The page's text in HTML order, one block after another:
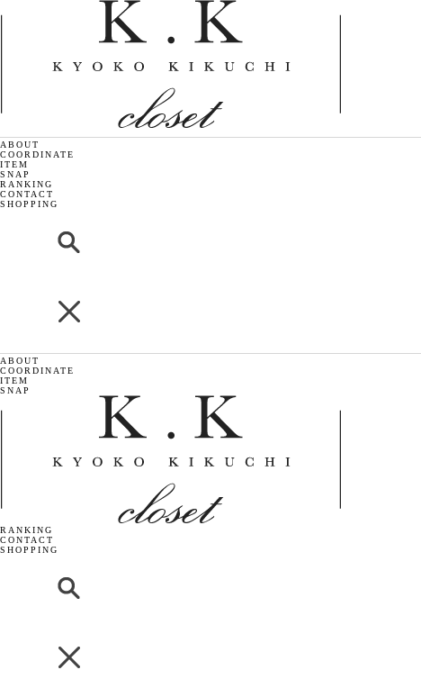
ABOUT
COORDINATE
ITEM
SNAP
RANKING
CONTACT
SHOPPING
ABOUT
COORDINATE
ITEM
SNAP
RANKING
CONTACT
SHOPPING